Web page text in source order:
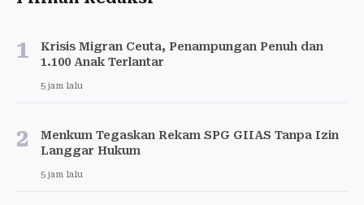
1
Krisis Migran Ceuta, Penampungan Penuh dan
1.100 Anak Terlantar
5 jam lalu
2
Menkum Tegaskan Rekam SPG GIIAS Tanpa Izin
Langgar Hukum
5 jam lalu